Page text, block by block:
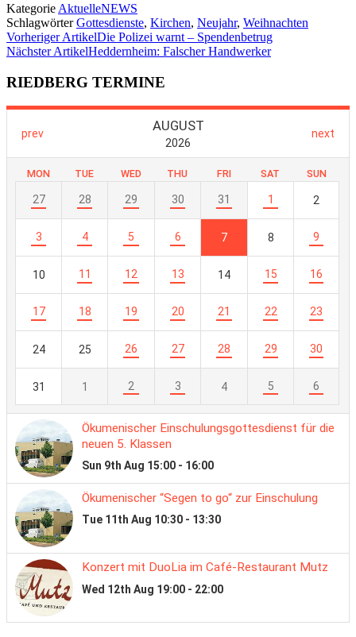
Kategorie AktuelleNEWS
SchlagwörterGottesdienste, Kirchen, Neujahr, Weihnachten
Vorheriger ArtikelDie Polizei warnt – Spendenbetrug
Nächster ArtikelHeddernheim: Falscher Handwerker
RIEDBERG TERMINE